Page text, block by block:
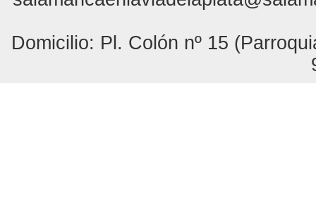
Domicilio: Pl. Colón nº 15